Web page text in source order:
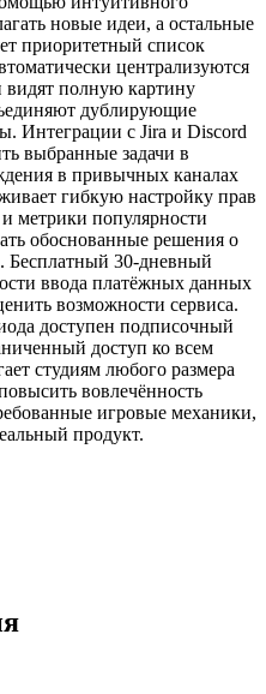
новые идеи, а остальные
приоритетный список
централизуются
видят полную картину
дублирующие
Интеграции с Jira и Discord
выбранные задачи в
в привычных каналах
гибкую настройку прав
метрики популярности
обоснованные решения о
Бесплатный 30‑дневный
ввода платёжных данных
возможности сервиса.
доступен подписочный
доступ ко всем
студиям любого размера
вовлечённость
игровые механики,
продукт.